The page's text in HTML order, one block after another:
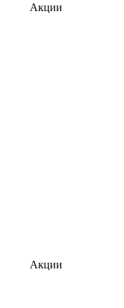
Акции
Акции